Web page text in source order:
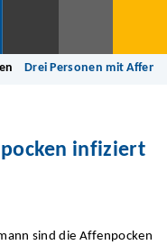
Drei Personen mit
infiziert
sind die Affenpocken